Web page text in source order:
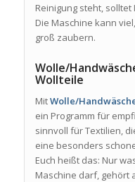
Reinigung steht,
Die Maschine kann
groß zaubern.
Wolle/
Wollteile
MitWolle/
ein Programm für
sinnvoll für Textilien,
eine besonders
Euch heißt das: Nur
Maschine darf, gehört